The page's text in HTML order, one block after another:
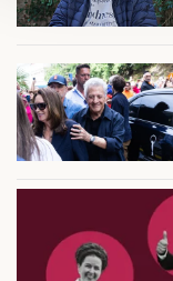
Om du vill läsa